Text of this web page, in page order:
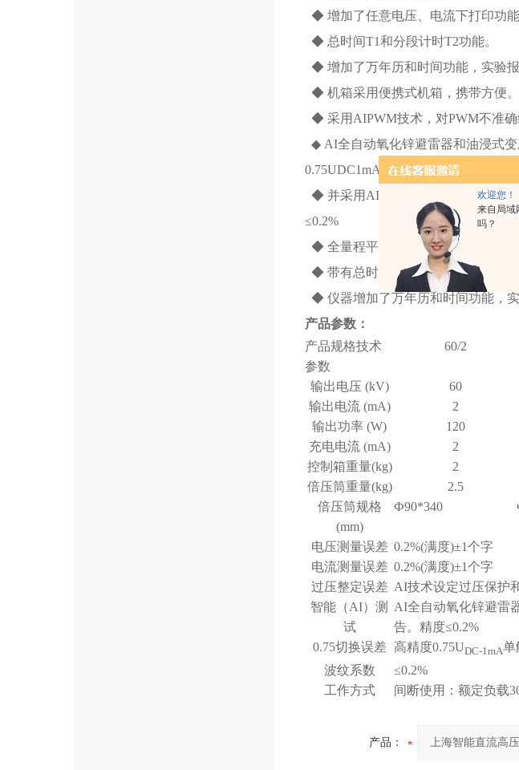
欢迎您！
来自局域
吗？
◆ 增加了任意电压、电流下打印功能
◆ 总时间T1和分段计时T2功能。
◆ 增加了万年历和时间功能，实验报
◆ 机箱采用便携式机箱，携带方便。
◆ 采用AIPWM技术，对PWM不准确
◆ AI全自动氧化锌避雷器和油浸式
0.75UDC1mA。
◆ 并采用AI技术设定过压保护和过
≤0.2%
◆ 全量程平滑调压，电压调节精度
◆ 带有总时间T1和分段计时T2，及
◆ 仪器增加了万年历和时间功能，
产品参数：
产品规格技术
参数
60/2
输出电压 (kV) 60
输出电流 (mA)
2
输出功率 (W)
120
充电电流 (mA)
2
控制箱重量(kg)
2
倍压筒重量(kg)
2.5
倍压筒规格
(mm)
Ф90*340
电压测量误差 0.2%(满度)±1个字
电流测量误差 0.2%(满度)±1个字
过压整定误差 AI技术设定过压保护
智能（AI）测
试
AI全自动氧化锌避雷
告。精度≤0.2%
0.75切换误差 高精度0.75UDC-1mA单
波纹系数
≤0.2%
工作方式
间断使用：额定负载
产品：